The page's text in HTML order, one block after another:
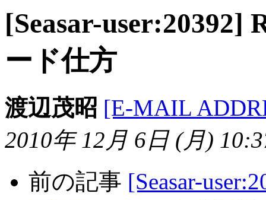
[Seasar-user:20392]
ード仕方
渡辺茂昭 [E-MAIL
2010年 12月 6日 (月)
前の記事 [Seasar-